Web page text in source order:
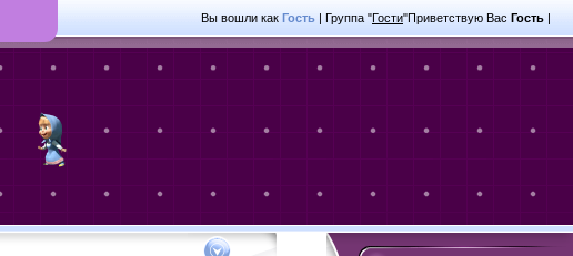
Вы вошли как Гость | Группа "Гости"Приветствую Вас Гость |